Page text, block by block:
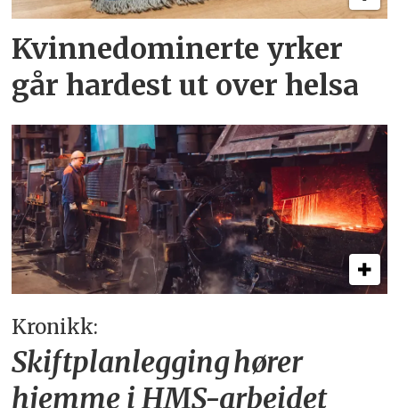
Kvinnedominerte yrker
går hardest ut over helsa
Kronikk:
Skiftplanlegging hører
hjemme i HMS-arbeidet